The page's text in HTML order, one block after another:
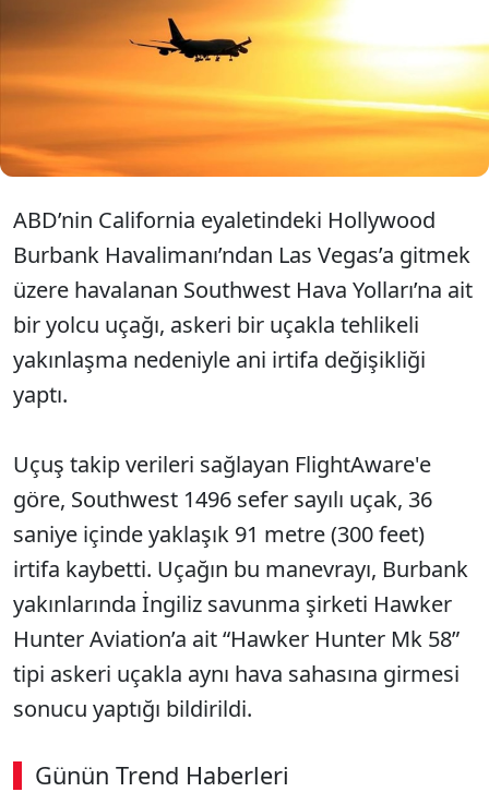
uçağı, askeri bir uçakla havada tehlikeli
şekilde yakınlaşınca ani irtifa değişikliği yaptı.
Olayda iki kabin görevlisi yaralandı. Uçak Las
Vegas’a sorunsuz iniş yaptı.
ABD’nin California eyaletindeki Hollywood
Burbank Havalimanı’ndan Las Vegas’a gitmek
üzere havalanan Southwest Hava Yolları’na ait
bir yolcu uçağı, askeri bir uçakla tehlikeli
yakınlaşma nedeniyle ani irtifa değişikliği
yaptı.
Uçuş takip verileri sağlayan FlightAware'e
göre, Southwest 1496 sefer sayılı uçak, 36
saniye içinde yaklaşık 91 metre (300 feet)
irtifa kaybetti. Uçağın bu manevrayı, Burbank
yakınlarında İngiliz savunma şirketi Hawker
Hunter Aviation’a ait “Hawker Hunter Mk 58”
tipi askeri uçakla aynı hava sahasına girmesi
sonucu yaptığı bildirildi.
Günün Trend Haberleri